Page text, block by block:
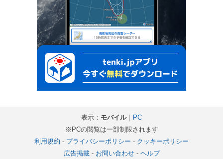
表示： モバイル｜ PC
※PCの閲覧は一部制限されます
利用規約 - プライバシーポリシー - クッキーポリシー
広告掲載- お問い合わせ- ヘルプ